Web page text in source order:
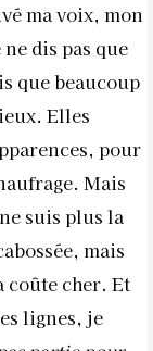
ma voix, mon
dis pas que
que beaucoup
Elles
pour
Mais
suis plus la
mais
coûte cher. Et
lignes, je